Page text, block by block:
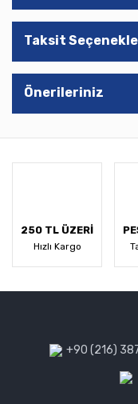
Taksit
Önerileriniz
250 TL ÜZERİ
Hızlı Kargo
+90 (216)